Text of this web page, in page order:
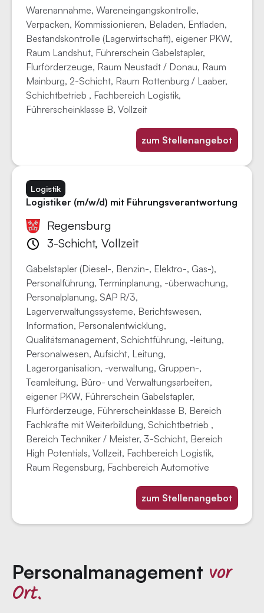
Warenannahme, Wareneingangskontrolle,
Verpacken, Kommissionieren, Beladen, Entladen,
Bestandskontrolle (Lagerwirtschaft), eigener PKW,
Raum Landshut, Führerschein Gabelstapler,
Flurförderzeuge, Raum Neustadt / Donau, Raum
Mainburg, 2-Schicht, Raum Rottenburg / Laaber,
Schichtbetrieb , Fachbereich Logistik,
Führerscheinklasse B, Vollzeit
zum Stellenangebot
Logistiker (m/w/d) mit Führungsverantwortung
Logistik
Regensburg
3-Schicht, Vollzeit
Gabelstapler (Diesel-, Benzin-, Elektro-, Gas-),
Personalführung, Terminplanung, -überwachung,
Personalplanung, SAP R/3,
Lagerverwaltungssysteme, Berichtswesen,
Information, Personalentwicklung,
Qualitätsmanagement, Schichtführung, -leitung,
Personalwesen, Aufsicht, Leitung,
Lagerorganisation, -verwaltung, Gruppen-,
Teamleitung, Büro- und Verwaltungsarbeiten,
eigener PKW, Führerschein Gabelstapler,
Flurförderzeuge, Führerscheinklasse B, Bereich
Fachkräfte mit Weiterbildung, Schichtbetrieb ,
Bereich Techniker / Meister, 3-Schicht, Bereich
High Potentials, Vollzeit, Fachbereich Logistik,
Raum Regensburg, Fachbereich Automotive
zum Stellenangebot
Personal­management vor
Ort.